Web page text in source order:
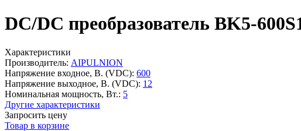
DC/DC преобразователь BK5-
Характеристики
Производитель: AIPULNION
Напряжение входное, В. (VDC): 600
Напряжение выходное, В. (VDC): 12
Номинальная мощность, Вт.: 5
Другие характеристики
Запросить цену
Товар в корзине